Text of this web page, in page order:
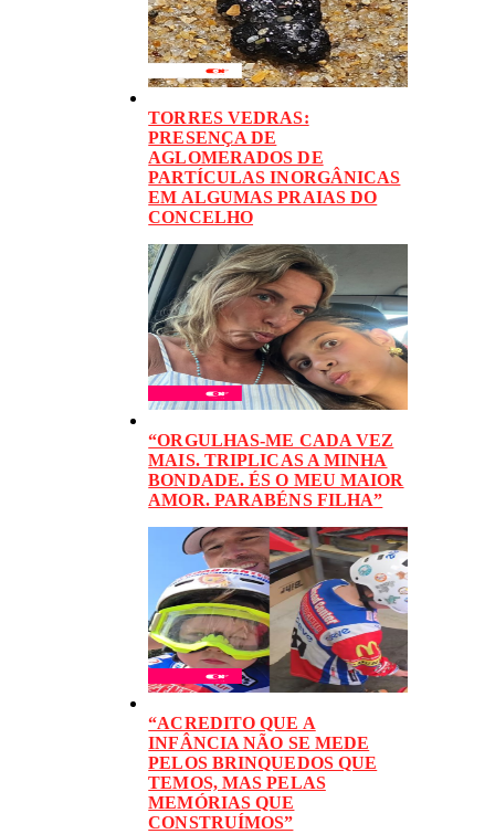
TORRES VEDRAS:
PRESENÇA DE
AGLOMERADOS DE
PARTÍCULAS INORGÂNICAS
EM ALGUMAS PRAIAS DO
CONCELHO
“ORGULHAS-ME CADA VEZ
MAIS. TRIPLICAS A MINHA
BONDADE. ÉS O MEU MAIOR
AMOR. PARABÉNS FILHA”
“ACREDITO QUE A
INFÂNCIA NÃO SE MEDE
PELOS BRINQUEDOS QUE
TEMOS, MAS PELAS
MEMÓRIAS QUE
CONSTRUÍMOS”